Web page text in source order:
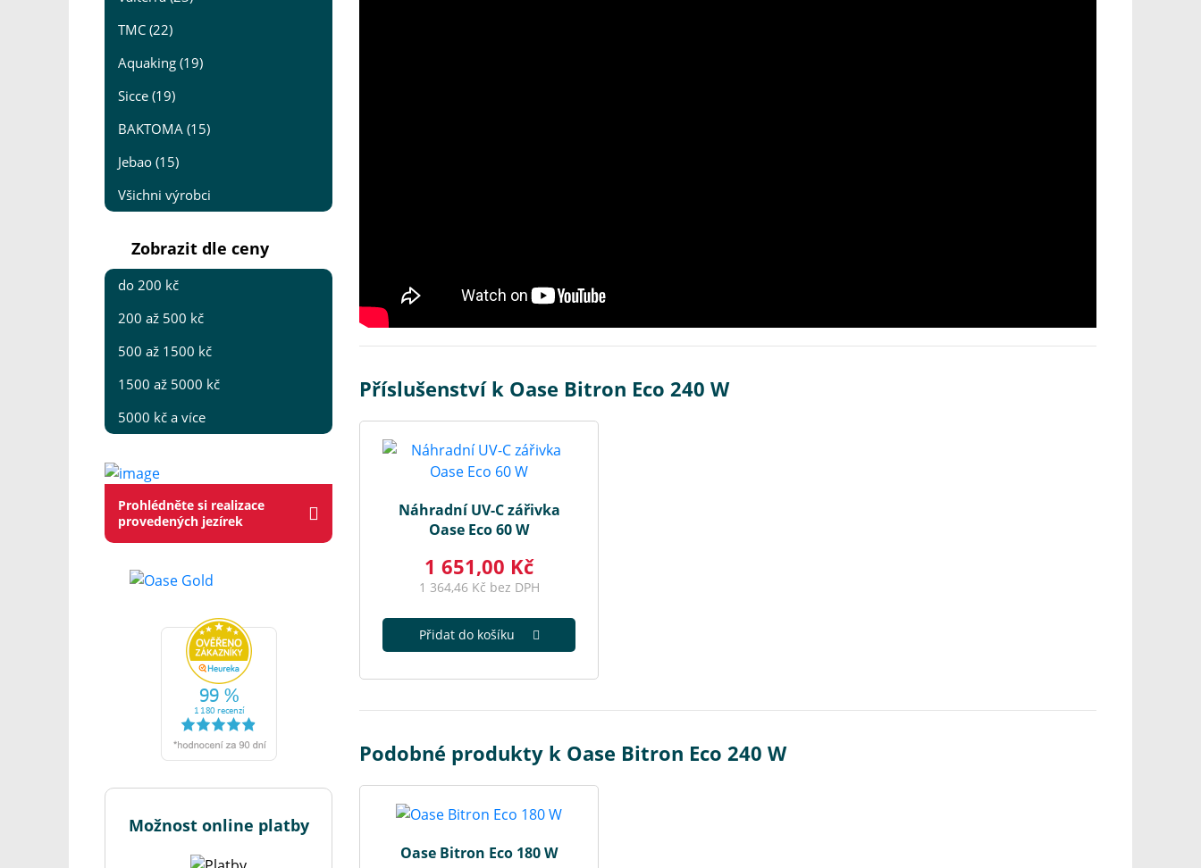
TMC (22)
Aquaking (19)
Sicce (19)
BAKTOMA (15)
Jebao (15)
Všichni výrobci
Zobrazit dle ceny
do 200 kč
200 až 500 kč
500 až 1500 kč
1500 až 5000 kč
5000 kč a více
Prohlédněte si realizace
provedených jezírek
Možnost online platby
Příslušenství k Oase Bitron Eco 240 W
Náhradní UV-C zářivka
Oase Eco 60 W
1 651,00 Kč
1 364,46 Kč bez DPH
Přidat do košíku
Podobné produkty k Oase Bitron Eco 240 W
Oase Bitron Eco 180 W